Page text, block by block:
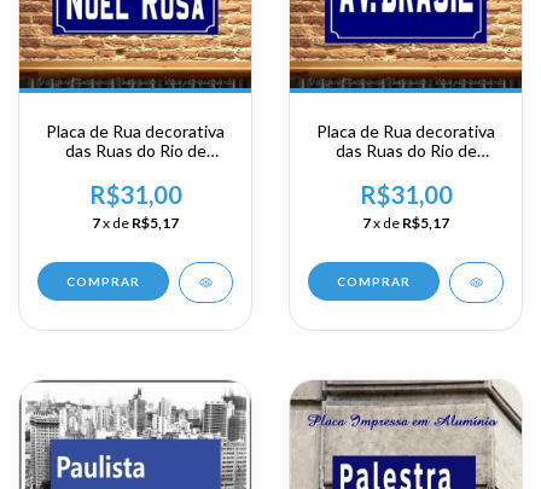
Placa de Rua decorativa
das Ruas do Rio de
R$31,00
7x de R$5,17
COMPRAR
Placa de Rua decorativa
das Ruas do Rio de
R$31,00
7x de R$5,17
COMPRAR